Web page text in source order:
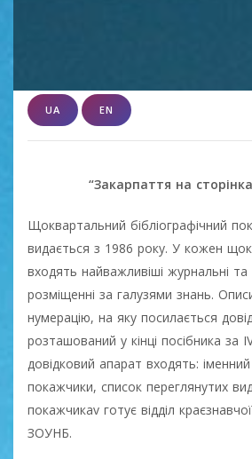
UA EN
“Закарпаття на
Щоквартальний бібліографічний
видається з 1986 року. У кожен
входять найважливіші журнальні та
розміщенні за галузями знань.
нумерацію, на яку посилається
розташований у кінці посібника за
довідковий апарат входять:
покажчики, список переглянутих
покажчикаv готує відділ
ЗОУНБ.